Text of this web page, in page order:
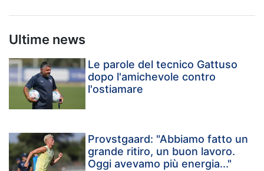
Ultime news
Le parole del tecnico Gattuso
dopo l'amichevole contro
l'ostiamare
Provstgaard: "Abbiamo fatto un
grande ritiro, un buon lavoro.
Oggi avevamo più energia..."